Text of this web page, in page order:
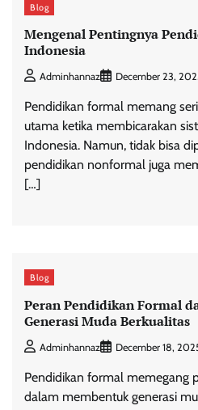
Blog
Mengenal Pentingnya
Indonesia
Adminhannaz December 23,
Pendidikan formal memang
utama ketika membicarakan
Indonesia. Namun, tidak bisa
pendidikan nonformal juga
[…]
Blog
Peran Pendidikan Formal
Generasi Muda Berkualitas
Adminhannaz December 18,
Pendidikan formal memegang
dalam membentuk generasi